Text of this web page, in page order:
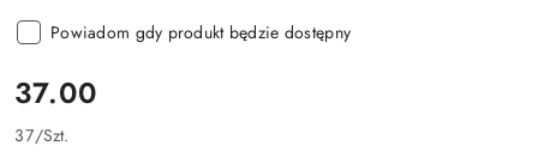
Powiadom gdy produkt będzie dostępny
cena:
37.00
37/Szt.